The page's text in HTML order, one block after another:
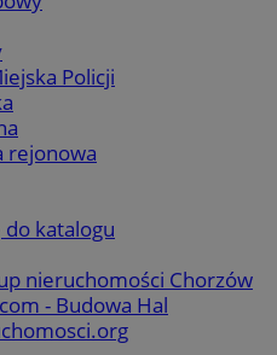
Policji
rejonowa
katalogu
nieruchomości Chorzów
- Budowa Hal